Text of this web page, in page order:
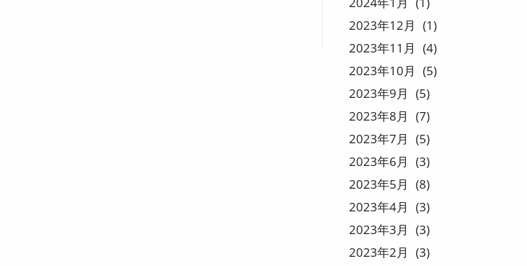
2023
12
1
2023
11
4
2023
10
5
2023
9
5
2023
8
7
2023
7
5
2023
6
3
2023
5
8
2023
4
3
2023
3
3
2023
2
3